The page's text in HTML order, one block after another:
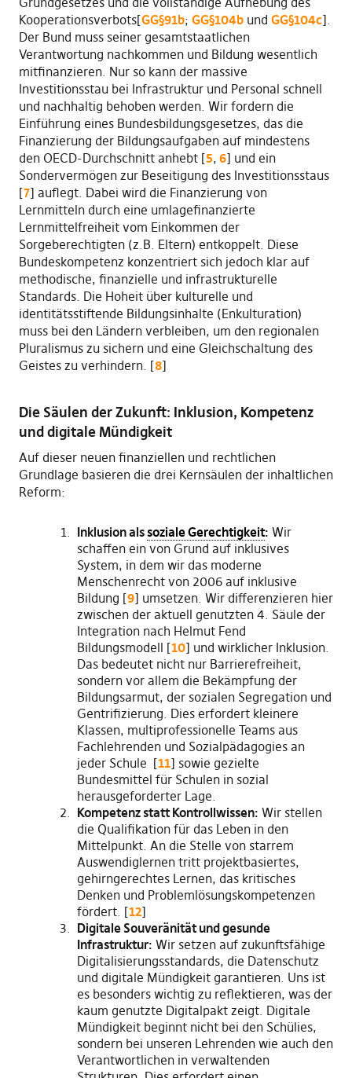
Kooperationsverbots[GG§91b; GG§104bund GG§104c].
Der Bund muss seiner gesamtstaatlichen
Verantwortung nachkommen und Bildung wesentlich
mitfinanzieren. Nur so kann der massive
Investitionsstau bei Infrastruktur und Personal schnell
und nachhaltig behoben werden. Wir fordern die
Einführung eines Bundesbildungsgesetzes, das die
Finanzierung der Bildungsaufgaben auf mindestens
den OECD-Durchschnitt anhebt [5, 6] und ein
Sondervermögen zur Beseitigung des Investitionsstaus
[7] auflegt. Dabei wird die Finanzierung von
Lernmitteln durch eine umlagefinanzierte
Lernmittelfreiheit vom Einkommen der
Sorgeberechtigten (z.B. Eltern) entkoppelt. Diese
Bundeskompetenz konzentriert sich jedoch klar auf
methodische, finanzielle und infrastrukturelle
Standards. Die Hoheit über kulturelle und
identitätsstiftende Bildungsinhalte (Enkulturation)
muss bei den Ländern verbleiben, um den regionalen
Pluralismus zu sichern und eine Gleichschaltung des
Geistes zu verhindern. [8]
Die Säulen der Zukunft: Inklusion, Kompetenz
und digitale Mündigkeit
Auf dieser neuen finanziellen und rechtlichen
Grundlage basieren die drei Kernsäulen der inhaltlichen
Reform:
Inklusion alssoziale Gerechtigkeit: Wir
schaffen ein von Grund auf inklusives
System, in dem wir das moderne
Menschenrecht von 2006 auf inklusive
Bildung [9] umsetzen. Wir differenzieren hier
zwischen der aktuell genutzten 4. Säule der
Integration nach Helmut Fend
Bildungsmodell [10] und wirklicher Inklusion.
Das bedeutet nicht nur Barrierefreiheit,
sondern vor allem die Bekämpfung der
Bildungsarmut, der sozialen Segregation und
Gentrifizierung. Dies erfordert kleinere
Klassen, multiprofessionelle Teams aus
Fachlehrenden und Sozialpädagogies an
jeder Schule [11] sowie gezielte
Bundesmittel für Schulen in sozial
herausgeforderter Lage.
Kompetenz statt Kontrollwissen: Wir stellen
die Qualifikation für das Leben in den
Mittelpunkt. An die Stelle von starrem
Auswendiglernen tritt projektbasiertes,
gehirngerechtes Lernen, das kritisches
Denken und Problemlösungskompetenzen
fördert. [12]
Digitale Souveränität und gesunde
Infrastruktur: Wir setzen auf zukunftsfähige
Digitalisierungsstandards, die Datenschutz
und digitale Mündigkeit garantieren. Uns ist
es besonders wichtig zu reflektieren, was der
kaum genutzte Digitalpakt zeigt. Digitale
Mündigkeit beginnt nicht bei den Schülies,
sondern bei unseren Lehrenden wie auch den
Verantwortlichen in verwaltenden